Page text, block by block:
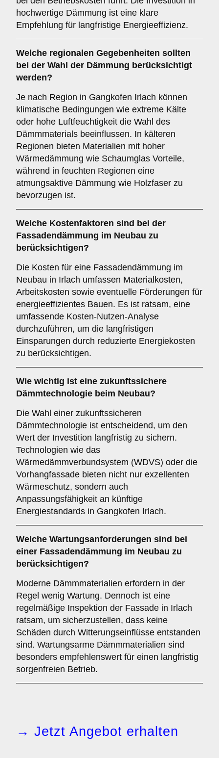
hochwertige Dämmung ist eine klare
Empfehlung für langfristige Energieeffizienz.
Welche regionalen Gegebenheiten sollten
bei der Wahl der Dämmung berücksichtigt
werden?
Je nach Region in Gangkofen Irlach können
klimatische Bedingungen wie extreme Kälte
oder hohe Luftfeuchtigkeit die Wahl des
Dämmmaterials beeinflussen. In kälteren
Regionen bieten Materialien mit hoher
Wärmedämmung wie Schaumglas Vorteile,
während in feuchten Regionen eine
atmungsaktive Dämmung wie Holzfaser zu
bevorzugen ist.
Welche Kostenfaktoren sind bei der
Fassadendämmung im Neubau zu
berücksichtigen?
Die Kosten für eine Fassadendämmung im
Neubau in Irlach umfassen Materialkosten,
Arbeitskosten sowie eventuelle Förderungen für
energieeffizientes Bauen. Es ist ratsam, eine
umfassende Kosten-Nutzen-Analyse
durchzuführen, um die langfristigen
Einsparungen durch reduzierte Energiekosten
zu berücksichtigen.
Wie wichtig ist eine zukunftssichere
Dämmtechnologie beim Neubau?
Die Wahl einer zukunftssicheren
Dämmtechnologie ist entscheidend, um den
Wert der Investition langfristig zu sichern.
Technologien wie das
Wärmedämmverbundsystem (WDVS) oder die
Vorhangfassade bieten nicht nur exzellenten
Wärmeschutz, sondern auch
Anpassungsfähigkeit an künftige
Energiestandards in Gangkofen Irlach.
Welche Wartungsanforderungen sind bei
einer Fassadendämmung im Neubau zu
berücksichtigen?
Moderne Dämmmaterialien erfordern in der
Regel wenig Wartung. Dennoch ist eine
regelmäßige Inspektion der Fassade in Irlach
ratsam, um sicherzustellen, dass keine
Schäden durch Witterungseinflüsse entstanden
sind. Wartungsarme Dämmmaterialien sind
besonders empfehlenswert für einen langfristig
sorgenfreien Betrieb.
→ Jetzt Angebot erhalten